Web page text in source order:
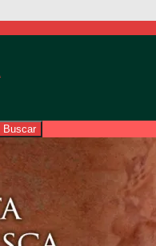
Buela, IVE